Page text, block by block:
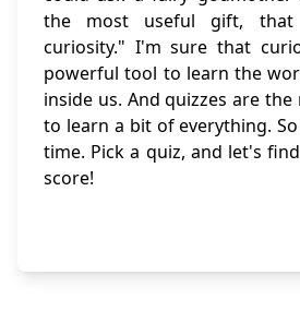
the most useful gift,
curiosity." I'm sure that
powerful tool to learn the
inside us. And quizzes are
to learn a bit of everything.
time. Pick a quiz, and let's
score!